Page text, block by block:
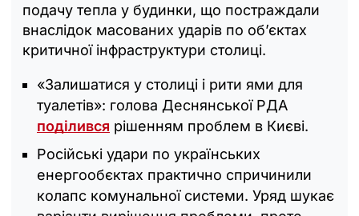
подачу тепла у будинки, що постраждали
внаслідок масованих ударів по об’єктах
критичної інфраструктури столиці.
«Залишатися у столиці і рити ями для
туалетів»: голова Деснянської РДА
поділився рішенням проблем в Києві.
Російські удари по українських
енергообєктах практично спричинили
колапс комунальної системи. Уряд шукає